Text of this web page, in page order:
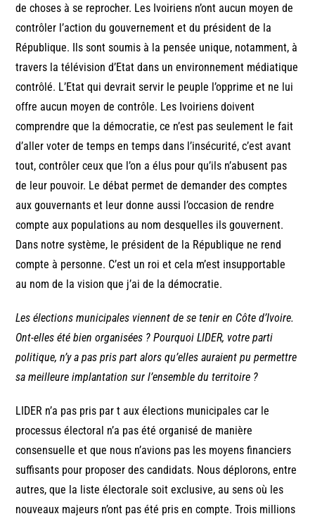
de choses à se reprocher. Les Ivoiriens n’ont aucun moyen de
contrôler l’action du gouvernement et du président de la
République. Ils sont soumis à la pensée unique, notamment, à
travers la télévision d’Etat dans un environnement médiatique
contrôlé. L’Etat qui devrait servir le peuple l’opprime et ne lui
offre aucun moyen de contrôle. Les Ivoiriens doivent
comprendre que la démocratie, ce n’est pas seulement le fait
d’aller voter de temps en temps dans l’insécurité, c’est avant
tout, contrôler ceux que l’on a élus pour qu’ils n’abusent pas
de leur pouvoir. Le débat permet de demander des comptes
aux gouvernants et leur donne aussi l’occasion de rendre
compte aux populations au nom desquelles ils gouvernent.
Dans notre système, le président de la République ne rend
compte à personne. C’est un roi et cela m’est insupportable
au nom de la vision que j’ai de la démocratie.
Les élections municipales viennent de se tenir en Côte d’Ivoire.
Ont-elles été bien organisées ? Pourquoi LIDER, votre parti
politique, n’y a pas pris part alors qu’elles auraient pu permettre
sa meilleure implantation sur l’ensemble du territoire ?
LIDER n’a pas pris par t aux élections municipales car le
processus électoral n’a pas été organisé de manière
consensuelle et que nous n’avions pas les moyens financiers
suffisants pour proposer des candidats. Nous déplorons, entre
autres, que la liste électorale soit exclusive, au sens où les
nouveaux majeurs n’ont pas été pris en compte. Trois millions